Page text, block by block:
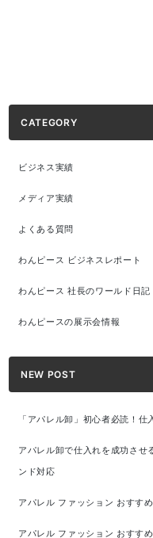
CATEGORY
ビジネス実績
メディア実績
よくある質問
わんピース ビジネスレポート
わんピース 社長のワールド日記
わんピースの展示会情報
NEW POST
「アパレル卸」初心者必読！仕
アパレル卸で仕入れを成功させ
ンド対応
アパレル ファッション おすす
アパレル ファッション おすす